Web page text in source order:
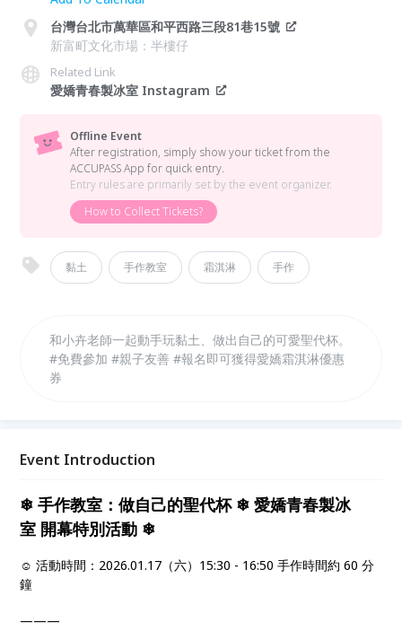
台灣台北市萬華區和平西路三段81巷15號
新富町文化市場：半樓仔
Related Link
愛嬌青春製冰室 Instagram
Offline Event
After registration, simply show your ticket from the
ACCUPASS App for quick entry.
Entry rules are primarily set by the event organizer.
How to Collect Tickets?
黏土 手作教室 霜淇淋 手作
和小卉老師一起動手玩黏土、做出自己的可愛聖代杯。
#免費參加 #親子友善 #報名即可獲得愛嬌霜淇淋優惠
券
Event Introduction
❄ 手作教室：做自己的聖代杯 ❄ 愛嬌青春製冰
室 開幕特別活動 ❄
☺ 活動時間：2026.01.17（六）15:30 - 16:50 手作時間約 60 分
鐘
———